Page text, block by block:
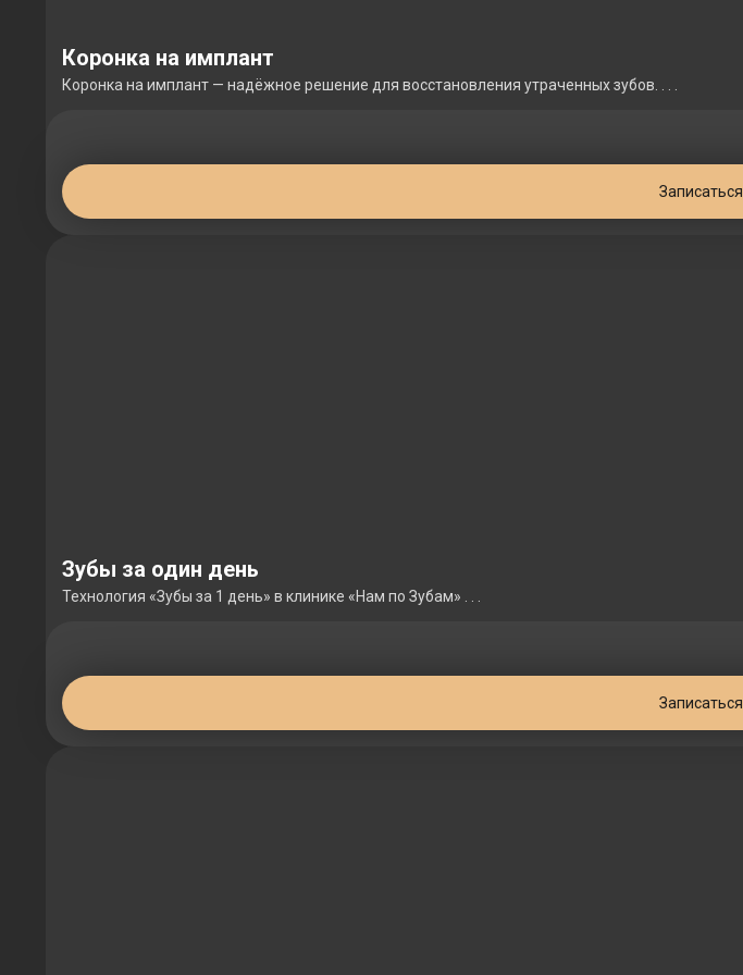
Коронка на имплант
Коронка на имплант — надёжное решение для восстановления утраченных зубов. . . .
Записаться
Зубы за один день
Технология «Зубы за 1 день» в клинике «Нам по Зубам» . . .
Записаться